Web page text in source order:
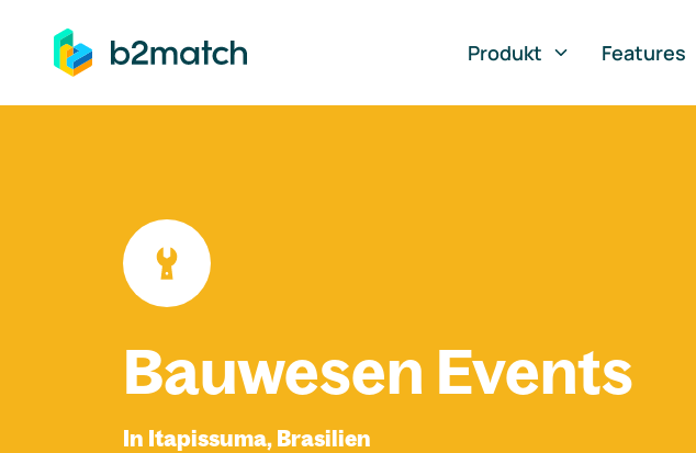
springen
Produkt
Features
Bauwesen Events
In Itapissuma, Brasilien